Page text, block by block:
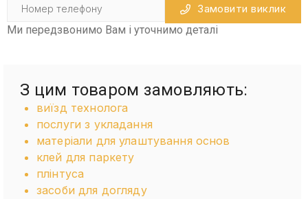
Замовити виклик
Ми передзвонимо Вам і уточнимо деталі
З цим товаром замовляють:
виїзд технолога
послуги з укладання
матеріали для улаштування основ
клей для паркету
плінтуса
засоби для догляду